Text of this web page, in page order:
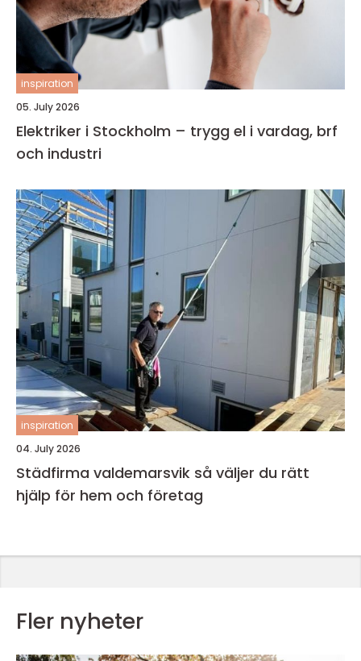
inspiration
05. July 2026
Elektriker i Stockholm – trygg el i vardag, brf
och industri
inspiration
04. July 2026
Städfirma valdemarsvik så väljer du rätt
hjälp för hem och företag
Fler nyheter